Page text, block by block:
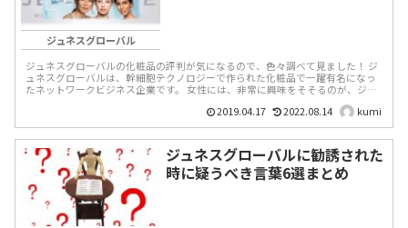
ジュネスグローバル
ジュネスグローバルの化粧品の評判が気になるので、色々調べて見ました！ ジ
ュネスグローバルは、幹細胞テクノロジーで作られた化粧品で一躍有名になっ
たネットワークビジネス企業です。 女性には、非常に興味をそそるのが、ジュ
2019.04.17 2022.08.14 kumi
ジュネスグローバルに勧誘された
時に疑うべき言葉6選まとめ